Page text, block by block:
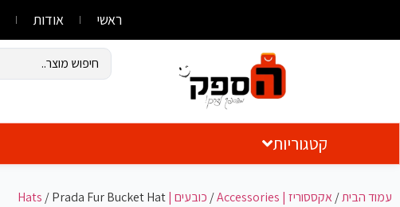
ראשי אודות
קטגוריות
עמוד הבית/אקססוריז | Accessories / כובעים | Hats/ Prada Fur Bucket Hat